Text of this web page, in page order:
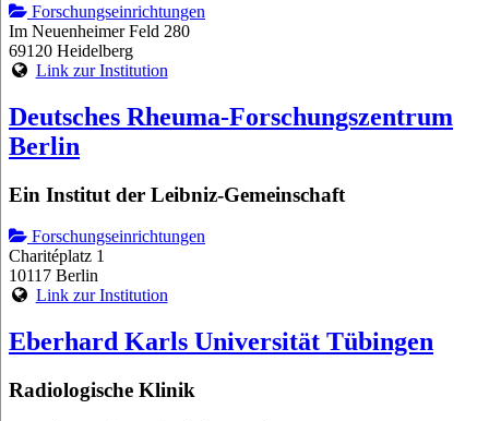
Forschungseinrichtungen
Im Neuenheimer Feld 280
69120 Heidelberg
Link zur Institution
Deutsches Rheuma-Forschungszentrum
Berlin
Ein Institut der Leibniz-Gemeinschaft
Forschungseinrichtungen
Charitéplatz 1
10117 Berlin
Link zur Institution
Eberhard Karls Universität Tübingen
Radiologische Klinik